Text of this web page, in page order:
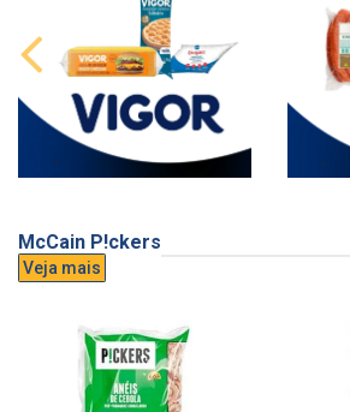
McCain P!ckers
Veja mais